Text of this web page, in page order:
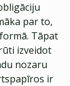
par to,
Tāpat
izveidot
nozaru
ir